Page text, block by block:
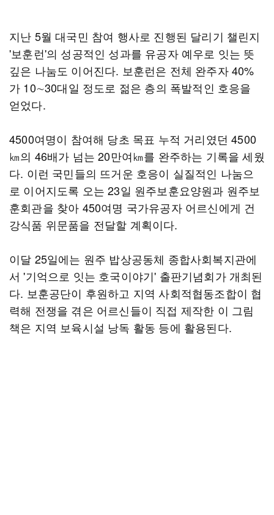
지난 5월 대국민 참여 행사로 진행된 달리기 챌린지
'보훈런'의 성공적인 성과를 유공자 예우로 잇는 뜻
깊은 나눔도 이어진다. 보훈런은 전체 완주자 40%
가 10∼30대일 정도로 젊은 층의 폭발적인 호응을
얻었다.
4500여명이 참여해 당초 목표 누적 거리였던 4500
㎞의 46배가 넘는 20만여㎞를 완주하는 기록을 세웠
다. 이런 국민들의 뜨거운 호응이 실질적인 나눔으
로 이어지도록 오는 23일 원주보훈요양원과 원주보
훈회관을 찾아 450여명 국가유공자 어르신에게 건
강식품 위문품을 전달할 계획이다.
이달 25일에는 원주 밥상공동체 종합사회복지관에
서 '기억으로 잇는 호국이야기' 출판기념회가 개최된
다. 보훈공단이 후원하고 지역 사회적협동조합이 협
력해 전쟁을 겪은 어르신들이 직접 제작한 이 그림
책은 지역 보육시설 낭독 활동 등에 활용된다.